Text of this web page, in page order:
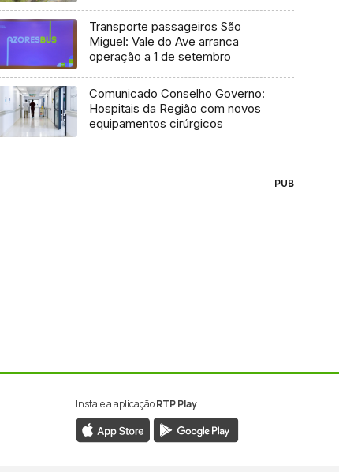
Transporte passageiros São
Miguel: Vale do Ave arranca
operação a 1 de setembro
Comunicado Conselho Governo:
Hospitais da Região com novos
equipamentos cirúrgicos
PUB
Instale a aplicaçãoRTP Play